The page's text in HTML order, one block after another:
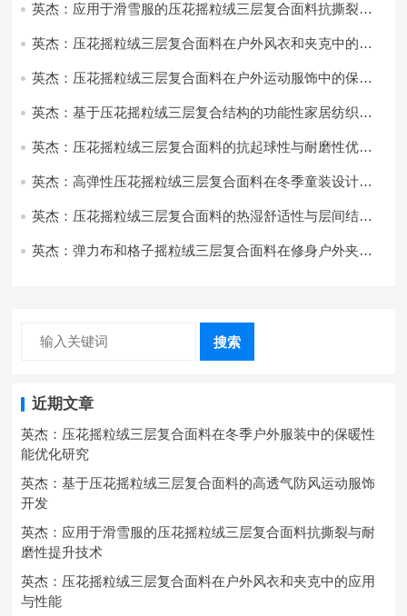
英杰：应用于滑雪服的压花摇粒绒三层复合面料抗撕裂与
英杰：压花摇粒绒三层复合面料在户外风衣和夹克中的应
英杰：压花摇粒绒三层复合面料在户外运动服饰中的保暖
英杰：基于压花摇粒绒三层复合结构的功能性家居纺织品
英杰：压花摇粒绒三层复合面料的抗起球性与耐磨性优化
英杰：高弹性压花摇粒绒三层复合面料在冬季童装设计中
英杰：压花摇粒绒三层复合面料的热湿舒适性与层间结合
英杰：弹力布和格子摇粒绒三层复合面料在修身户外夹克
搜索
近期文章
英杰：压花摇粒绒三层复合面料在冬季户外服装中的保暖性
能优化研究
英杰：基于压花摇粒绒三层复合面料的高透气防风运动服饰
开发
英杰：应用于滑雪服的压花摇粒绒三层复合面料抗撕裂与耐
磨性提升技术
英杰：压花摇粒绒三层复合面料在户外风衣和夹克中的应用
与性能